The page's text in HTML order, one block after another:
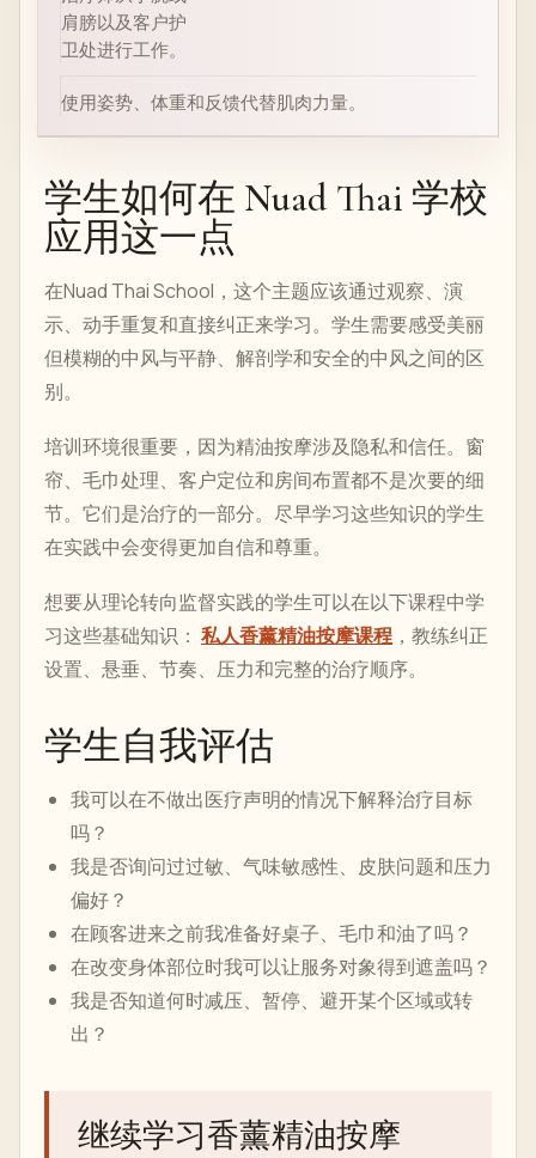
肩膀以及客户护
卫处进行工作。
使用姿势、体重和反馈代替肌肉力量。
学生如何在 Nuad Thai 学校
应用这一点
在Nuad Thai School，这个主题应该通过观察、演
示、动手重复和直接纠正来学习。学生需要感受美丽
但模糊的中风与平静、解剖学和安全的中风之间的区
别。
培训环境很重要，因为精油按摩涉及隐私和信任。窗
帘、毛巾处理、客户定位和房间布置都不是次要的细
节。它们是治疗的一部分。尽早学习这些知识的学生
在实践中会变得更加自信和尊重。
想要从理论转向监督实践的学生可以在以下课程中学
习这些基础知识： 私人香薰精油按摩课程，教练纠正
设置、悬垂、节奏、压力和完整的治疗顺序。
学生自我评估
我可以在不做出医疗声明的情况下解释治疗目标
吗？
我是否询问过过敏、气味敏感性、皮肤问题和压力
偏好？
在顾客进来之前我准备好桌子、毛巾和油了吗？
在改变身体部位时我可以让服务对象得到遮盖吗？
我是否知道何时减压、暂停、避开某个区域或转
出？
继续学习香薰精油按摩